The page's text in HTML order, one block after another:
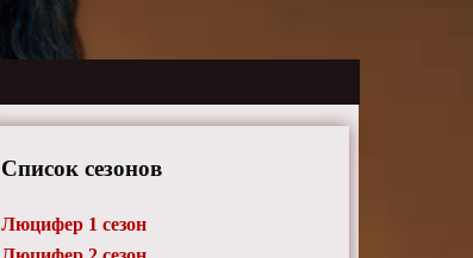
Список сезонов
Люцифер 1 сезон